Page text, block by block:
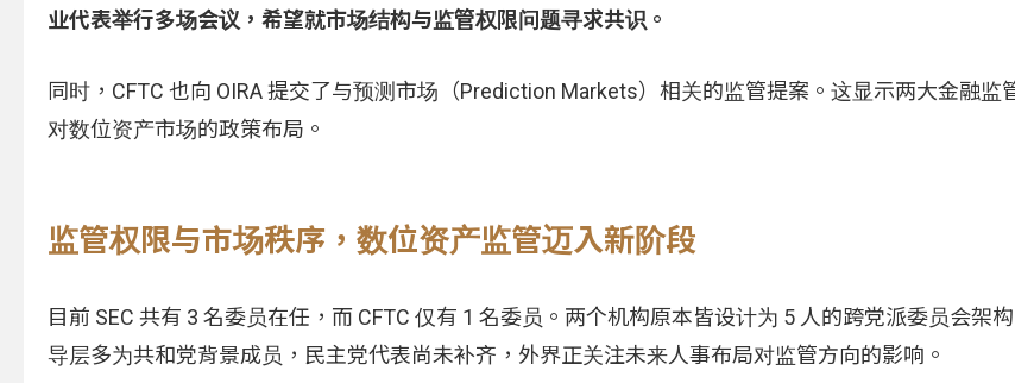
业代表举行多场会议，希望就市场结构与监管权限问题寻求共识。
同时，CFTC 也向 OIRA 提交了与预测市场（Prediction Markets）相关的监管提案。这显示两大金融监
对数位资产市场的政策布局。
监管权限与市场秩序，数位资产监管迈入新阶段
目前 SEC 共有 3 名委员在任，而 CFTC 仅有 1 名委员。两个机构原本皆设计为 5 人的跨党派委员会架
导层多为共和党背景成员，民主党代表尚未补齐，外界正关注未来人事布局对监管方向的影响。